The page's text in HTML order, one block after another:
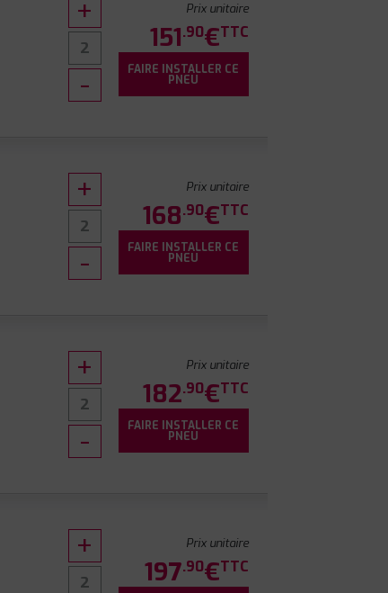
Prix unitaire
151.90€TTC
FAIRE INSTALLER CE
PNEU
Prix unitaire
168.90€TTC
FAIRE INSTALLER CE
PNEU
Prix unitaire
182.90€TTC
FAIRE INSTALLER CE
PNEU
Prix unitaire
197.90€TTC